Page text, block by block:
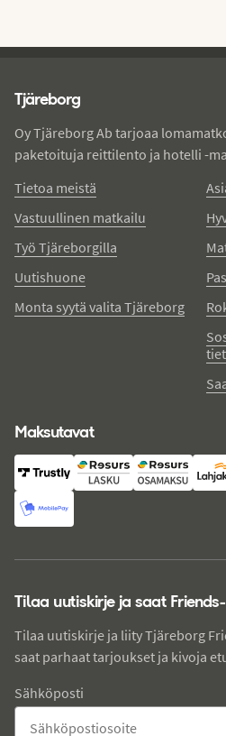
Tjäreborg
Oy Tjäreborg Ab tarjoaa
paketoituja reittilento ja hotelli -
Tietoa meistä
Vastuullinen matkailu
Työ Tjäreborgilla
Uutishuone
Monta syytä valita Tjäreborg
Maksutavat
Tilaa uutiskirje ja saat
Tilaa uutiskirje ja liity Tjäreborg
saat parhaat tarjoukset ja kivoja
Sähköposti